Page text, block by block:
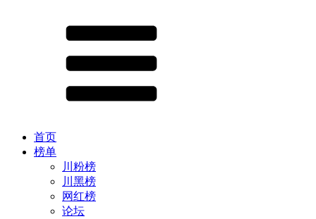
首页
榜单
川粉榜
川黑榜
网红榜
论坛